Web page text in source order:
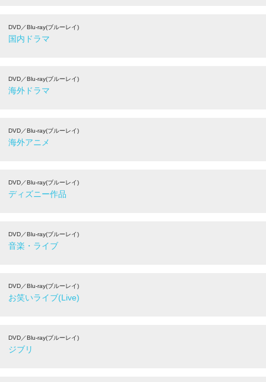
DVD／Blu-ray(ブルーレイ)
国内ドラマ
DVD／Blu-ray(ブルーレイ)
海外ドラマ
DVD／Blu-ray(ブルーレイ)
海外アニメ
DVD／Blu-ray(ブルーレイ)
ディズニー作品
DVD／Blu-ray(ブルーレイ)
音楽・ライブ
DVD／Blu-ray(ブルーレイ)
お笑いライブ(Live)
DVD／Blu-ray(ブルーレイ)
ジブリ